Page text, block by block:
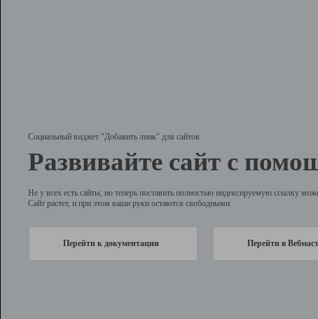
Социальный виджет "Добавить линк" для сайтов
Развивайте сайт с
Не у всех есть сайты, но теперь поставить полностью индексируемую ссылку
Сайт растет, и при этом ваши руки остаются свободными.
Перейти к документации Перейти в